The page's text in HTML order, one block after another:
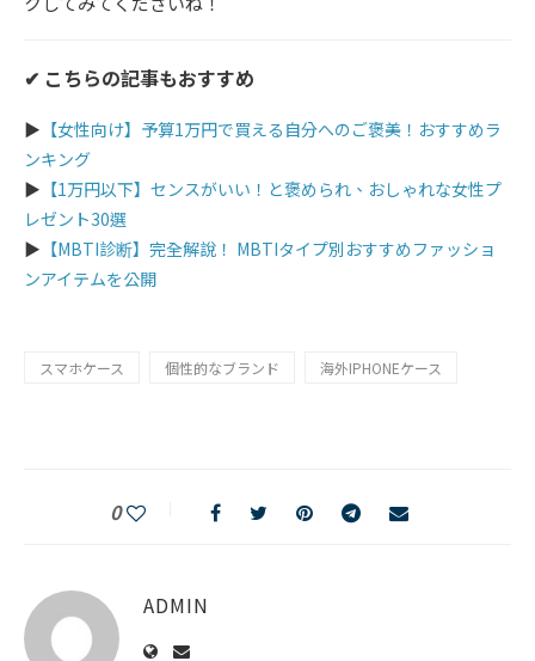
✔︎ こちらの記事もおすすめ
▶︎ 【女性向け】予算1万円で買える自分へのご褒美！おすすめラ
ンキング
▶︎ 【1万円以下】センスがいい！と褒められ、おしゃれな女性プ
レゼント30選
▶︎ 【MBTI診断】完全解說！ MBTIタイプ別おすすめファッショ
ンアイテムを公開
スマホケース 個性的なブランド 海外IPHONEケース
0
ADMIN